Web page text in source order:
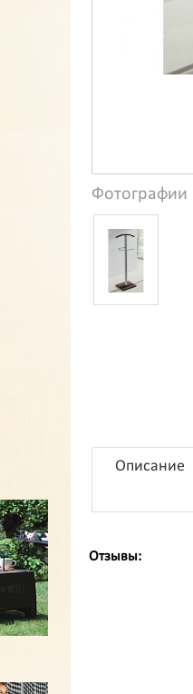
Фотографии
Описание
Отзывы: